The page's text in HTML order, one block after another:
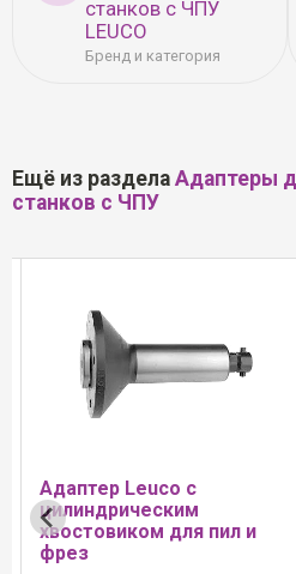
станков с ЧПУ
LEUCO
Бренд и категория
Ещё из раздела Адаптеры
станков с ЧПУ
Адаптер Leuco с
цилиндрическим
хвостовиком для пил и
фрез